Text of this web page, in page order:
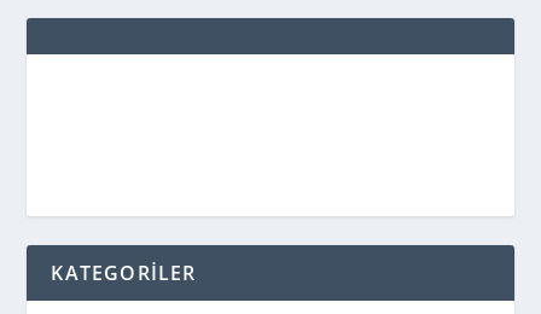
KATEGORİLER